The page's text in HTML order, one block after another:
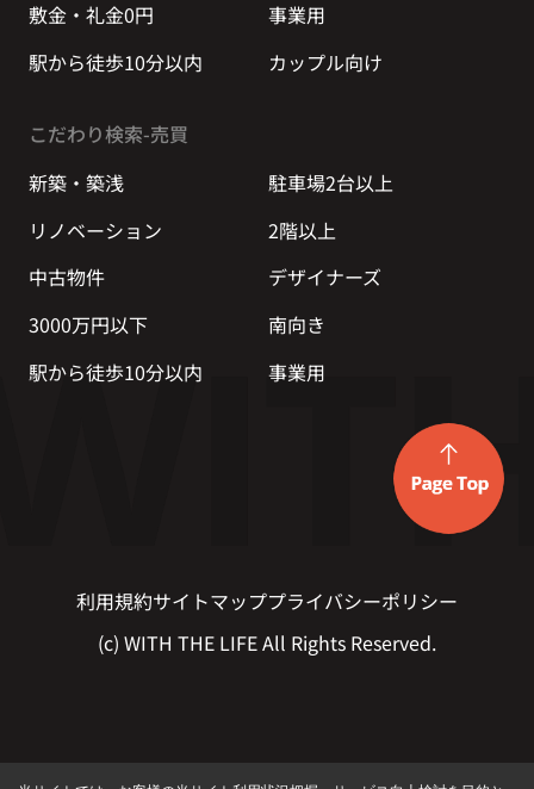
敷金・礼金0円
事業用
駅から徒歩10分以内
カップル向け
こだわり検索-売買
新築・築浅
駐車場2台以上
リノベーション
2階以上
中古物件
デザイナーズ
3000万円以下
南向き
駅から徒歩10分以内
事業用
利用規約サイトマッププライバシーポリシー
(c) WITH THE LIFE All Rights Reserved.